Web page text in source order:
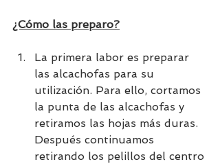
¿Cómo las preparo?
La primera labor es preparar
las alcachofas para su
utilización. Para ello, cortamos
la punta de las alcachofas y
retiramos las hojas más duras.
Después continuamos
retirando los pelillos del centro